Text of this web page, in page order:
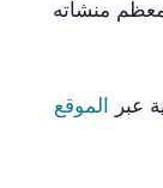
معظم منشآته
عبر
الموقع